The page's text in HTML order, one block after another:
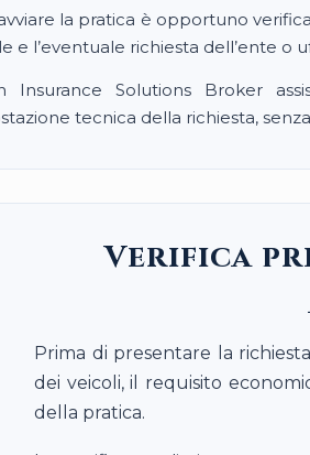
la pratica è opportuno
e l’eventuale richiesta dell’ente o
Insurance Solutions Broker
tecnica della richiesta,
Verifica
Prima di presentare la
dei veicoli, il requisito
della pratica.